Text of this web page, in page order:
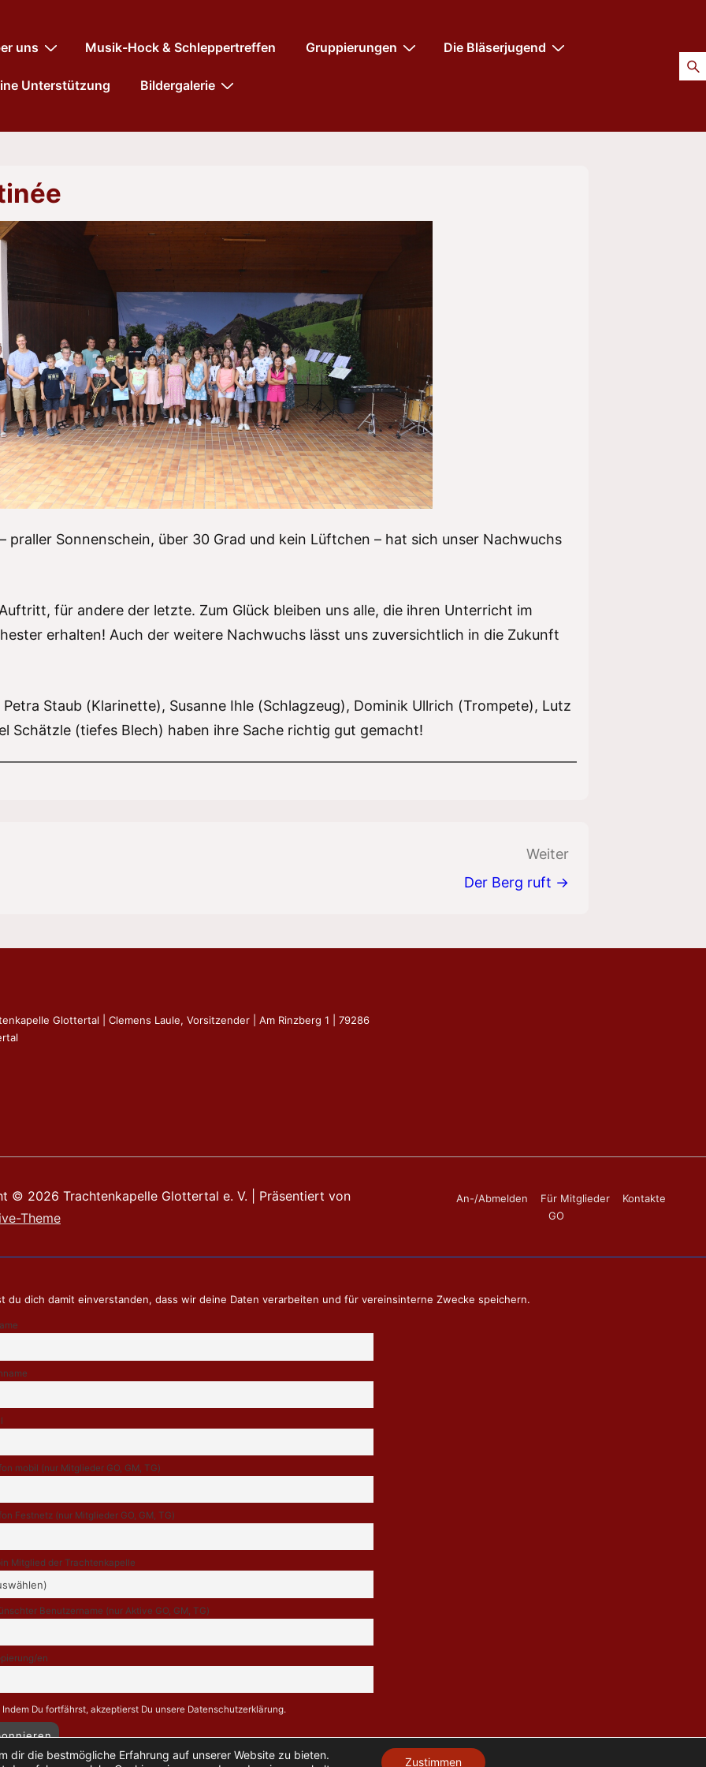
uns Musik-Hock & Schleppertreffen Gruppierungen Die Bläserjugend
Unterstützung Bildergalerie
praller Sonnenschein, über 30 Grad und kein Lüftchen – hat sich unser Nachwuchs
für andere der letzte. Zum Glück bleiben uns alle, die ihren Unterricht im
erhalten! Auch der weitere Nachwuchs lässt uns zuversichtlich in die Zukunft
Staub (Klarinette), Susanne Ihle (Schlagzeug), Dominik Ullrich (Trompete), Lutz
Schätzle (tiefes Blech) haben ihre Sache richtig gut gemacht!
Weiter
Der Berg ruft →
Glottertal | Clemens Laule, Vorsitzender | Am Rinzberg 1 | 79286
© 2026 Trachtenkapelle Glottertal e. V.
| Präsentiert von
Theme
Footer-
An-/Abmelden Für Mitglieder
Kontakte
GO
du dich damit einverstanden, dass wir deine Daten verarbeiten und für vereinsinterne Zwecke speichern.
mobil (nur Mitglieder GO, GM, TG)
Festnetz (nur Mitglieder GO, GM, TG)
Mitglied der Trachtenkapelle
Benutzername (nur Aktive GO, GM, TG)
en
Indem Du fortfährst, akzeptierst Du unsere Datenschutzerklärung.
dir die bestmögliche Erfahrung auf unserer Website zu bieten.
Zustimmen